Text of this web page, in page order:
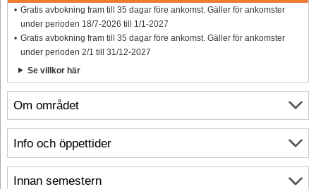
Om området
Info och öppettider
Innan semestern
Gratis avbokning fram till 35 dagar före ankomst. Gäller för ankomster
under perioden 18/7-2026 till 1/1-2027
Gratis avbokning fram till 35 dagar före ankomst. Gäller för ankomster
under perioden 2/1 till 31/12-2027
Se villkor här